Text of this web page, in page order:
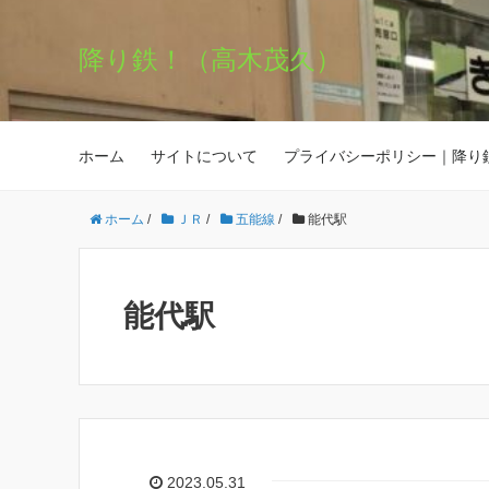
降り鉄！（高木茂久）
ホーム サイトについて プライバシーポリシー｜降り
ホーム / ＪＲ / 五能線 / 能代駅
能代駅
2023.05.31